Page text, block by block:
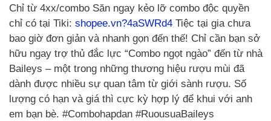
Chỉ từ 4xx/combo Săn ngay kẻo lỡ combo độc quyền
chỉ có tại Tiki: shopee.vn?4aSWRd4 Tiệc tại gia chưa
bao giờ đơn giản và nhanh gọn đến thế! Chỉ cần bạn sở
hữu ngay trợ thủ đắc lực “Combo ngọt ngào” đến từ nhà
Baileys – một trong những thương hiệu rượu mùi đã
dành được nhiều sự quan tâm từ giới sành rượu. Số
lượng có hạn và giá thì cực kỳ hợp lý để khui với anh
em bạn bè. #Combohapdan #RuousuaBaileys